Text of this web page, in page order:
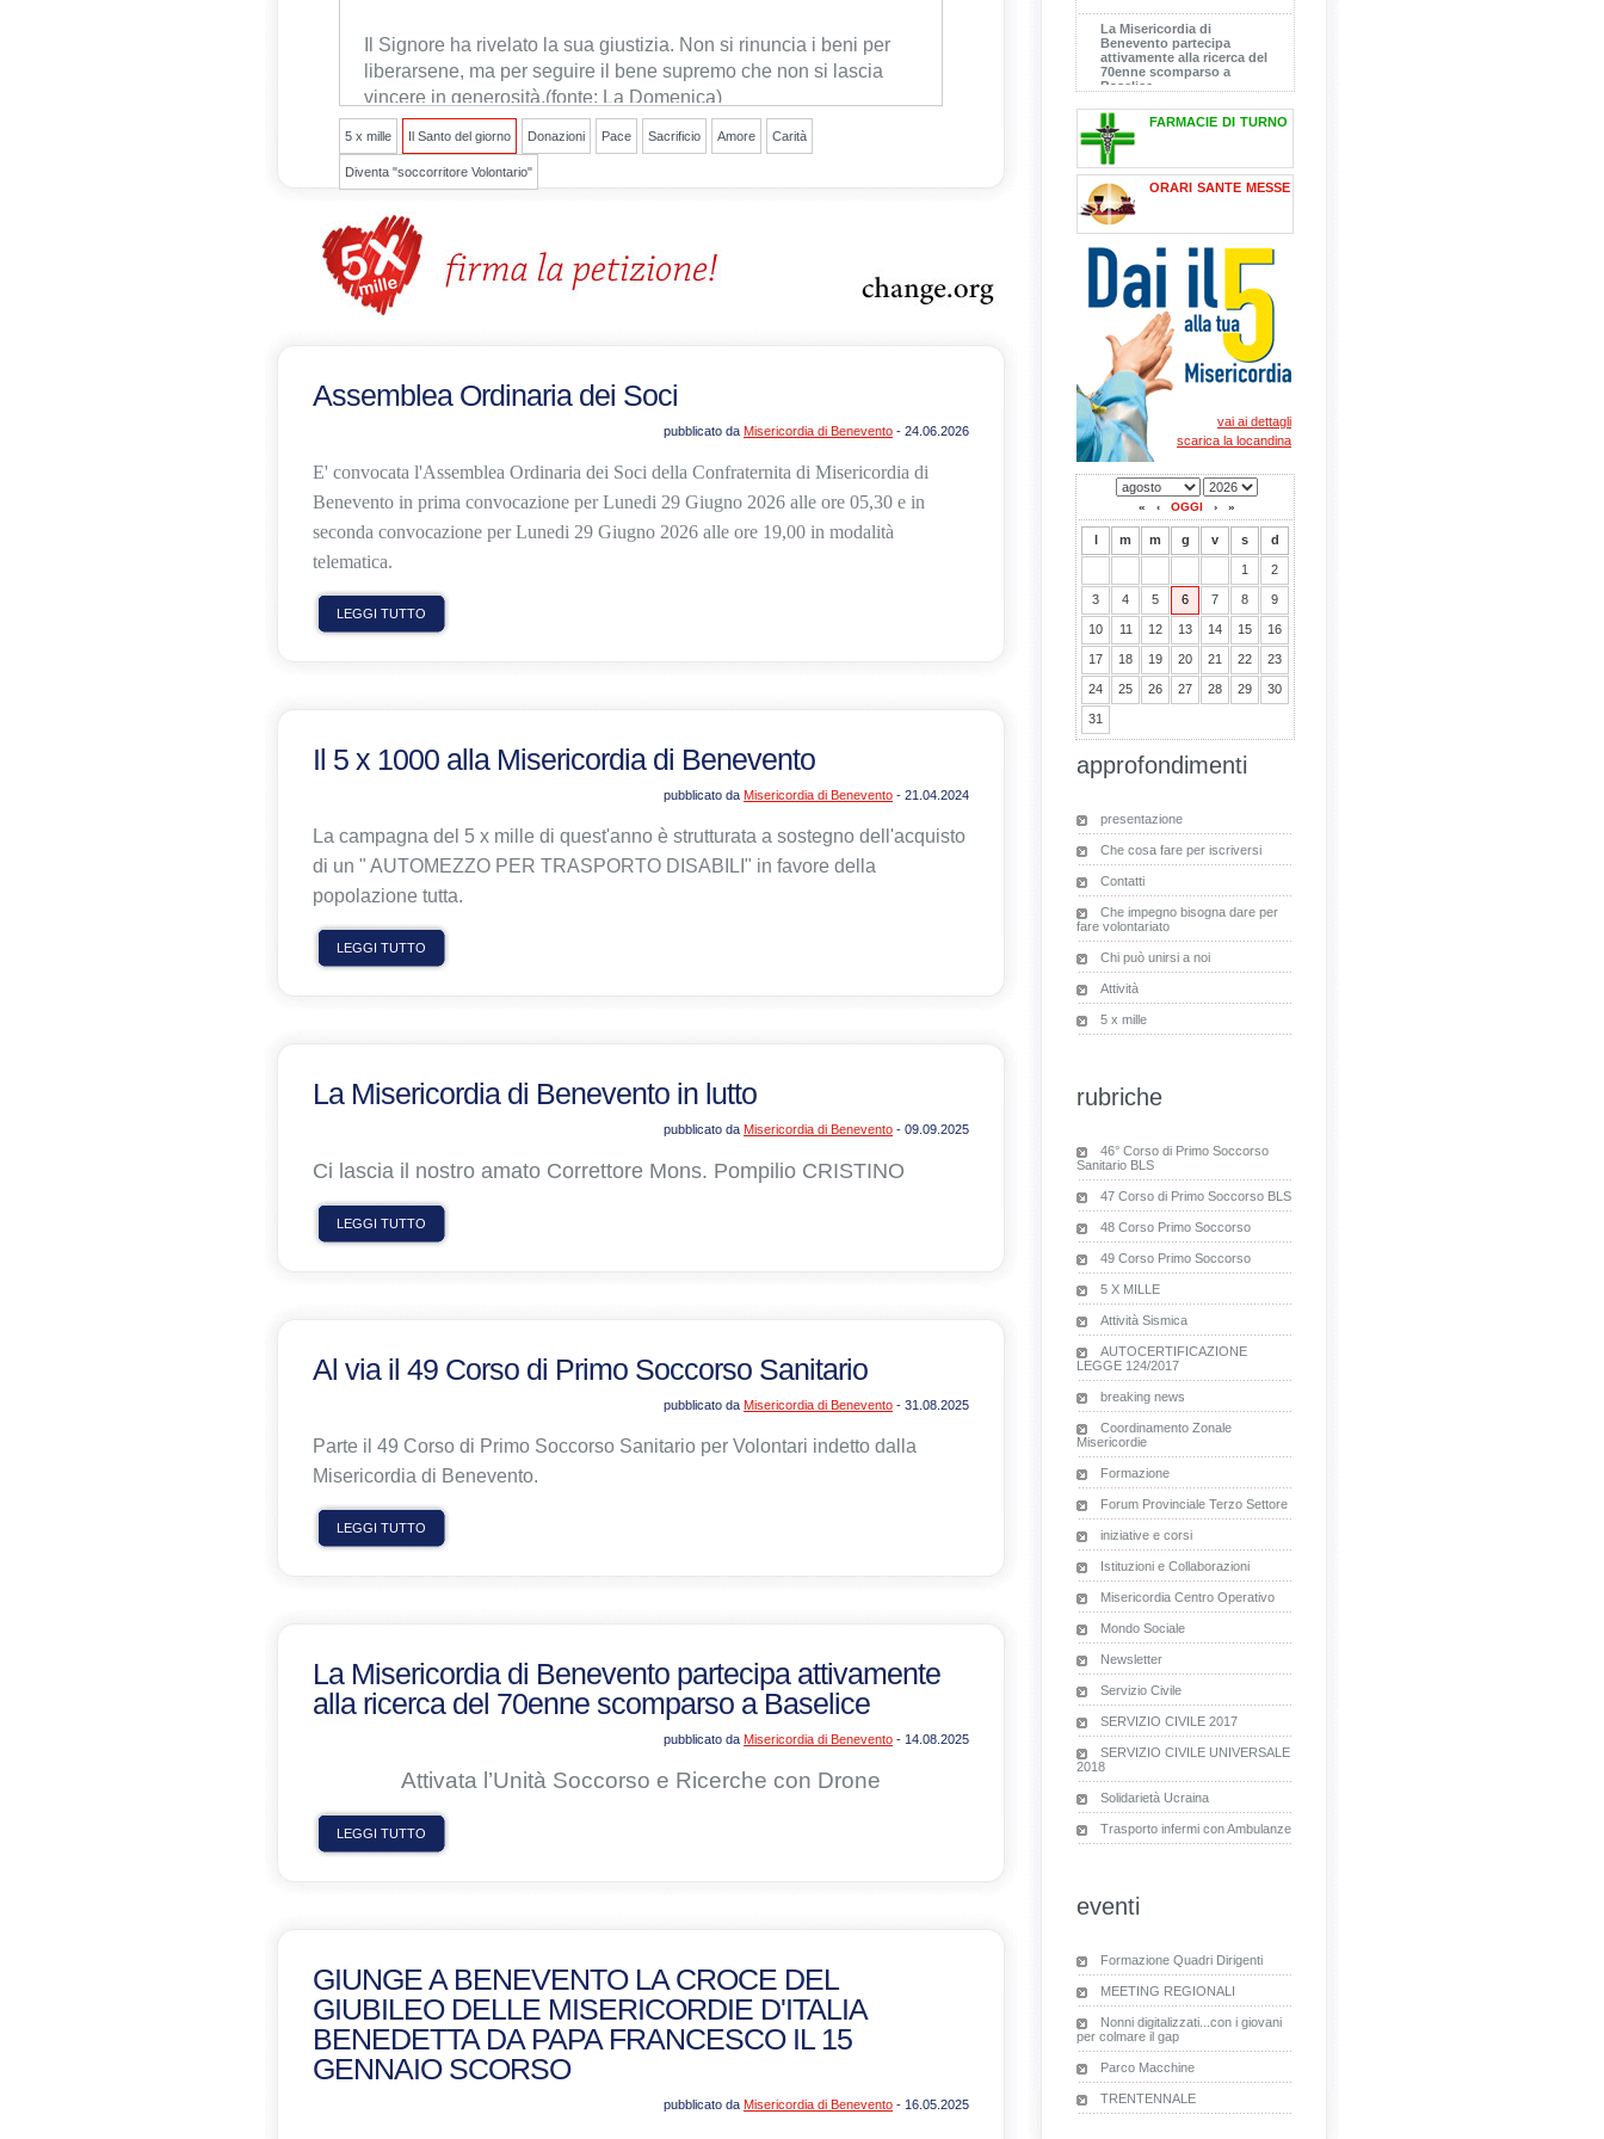
Il Signore ha rivelato la sua giustizia. Non si rinuncia i beni per
liberarsene, ma per seguire il bene supremo che non si lascia
vincere in generosità.(fonte: La Domenica)
5 x mille Il Santo del giorno Donazioni Pace Sacrificio Amore Carità
Diventa "soccorritore Volontario"
Assemblea Ordinaria dei Soci
pubblicato da Misericordia di Benevento - 24.06.2026
E' convocata l'Assemblea Ordinaria dei Soci della Confraternita di Misericordia di
Benevento in prima convocazione per Lunedi 29 Giugno 2026 alle ore 05,30 e in
seconda convocazione perLunedi 29 Giugno 2026 alle ore 19,00 in modalità
telematica.
LEGGI TUTTO
Il 5 x 1000 alla Misericordia di Benevento
pubblicato da Misericordia di Benevento - 21.04.2024
La campagna del 5 x mille di quest'anno è strutturata a sostegno dell'acquisto
di un " AUTOMEZZO PER TRASPORTO DISABILI" in favore della
popolazione tutta.
LEGGI TUTTO
La Misericordia di Benevento in lutto
pubblicato da Misericordia di Benevento - 09.09.2025
Ci lascia il nostro amato Correttore Mons. Pompilio CRISTINO
LEGGI TUTTO
Al via il 49 Corso di Primo Soccorso Sanitario
pubblicato da Misericordia di Benevento - 31.08.2025
Parte il 49 Corso di Primo Soccorso Sanitario per Volontari indetto dalla
Misericordia di Benevento.
LEGGI TUTTO
La Misericordia di Benevento partecipa attivamente
alla ricerca del 70enne scomparso a Baselice
pubblicato da Misericordia di Benevento - 14.08.2025
Attivata l’Unità Soccorso e Ricerche con Drone
LEGGI TUTTO
GIUNGE A BENEVENTO LA CROCE DEL
GIUBILEO DELLE MISERICORDIE D'ITALIA
BENEDETTA DA PAPA FRANCESCO IL 15
GENNAIO SCORSO
pubblicato da Misericordia di Benevento - 16.05.2025
La Misericordia di
Benevento partecipa
attivamente alla ricerca del
70enne scomparso a
Baselice
[14.08.2025]
GIUNGE A BENEVENTO LA
DELLE MISERICORDIE
D'ITALIA BENEDETTA DA
PAPA FRANCESCO IL 15
GENNAIO SCORSO
[16.05.2025]
Assemblea Ordinaria dei
Soci
[24.06.2026]
farmacie di turno
orari sante messe
vai ai dettagli
scarica la locandina
« ‹ OGGI › »
l m m g v s d
1 2
3 4 5 6 7 8 9
10 11 12 13 14 15 16
17 18 19 20 21 22 23
24 25 26 27 28 29 30
31
approfondimenti
presentazione
Che cosa fare per iscriversi
Contatti
Che impegno bisogna dare per
fare volontariato
Chi può unirsi a noi
Attività
5 x mille
rubriche
46° Corso di Primo Soccorso
Sanitario BLS
47 Corso di Primo Soccorso BLS
48 Corso Primo Soccorso
49 Corso Primo Soccorso
5 X MILLE
Attività Sismica
AUTOCERTIFICAZIONE
LEGGE 124/2017
breaking news
Coordinamento Zonale
Misericordie
Formazione
Forum Provinciale Terzo Settore
iniziative e corsi
Istituzioni e Collaborazioni
Misericordia Centro Operativo
Mondo Sociale
Newsletter
Servizio Civile
SERVIZIO CIVILE 2017
SERVIZIO CIVILE UNIVERSALE
2018
Solidarietà Ucraina
Trasporto infermi con Ambulanze
eventi
Formazione Quadri Dirigenti
MEETING REGIONALI
Nonni digitalizzati...con i giovani
per colmare il gap
Parco Macchine
TRENTENNALE